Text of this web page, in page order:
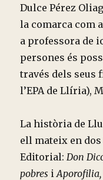
Dulce Pérez
la comarca com
a professora de
persones és
través dels seus
l’EPA de Llíria),
La història de
ell mateix en
Editorial:Don
pobres iAporofilia,